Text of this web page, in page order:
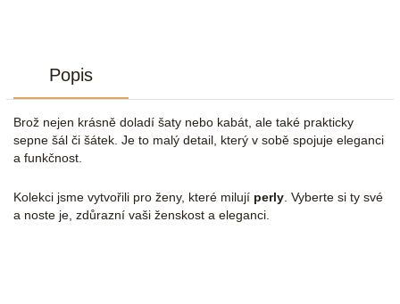
Popis
Brož nejen krásně doladí šaty nebo kabát, ale také prakticky
sepne šál či šátek. Je to malý detail, který v sobě spojuje eleganci
a funkčnost.
Kolekci jsme vytvořili pro ženy, které milují perly . Vyberte si ty své
a noste je, zdůrazní vaši ženskost a eleganci.